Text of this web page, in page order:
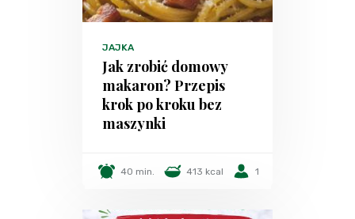
JAJKA
Jak zrobić domowy
makaron? Przepis
krok po kroku bez
maszynki
40 min. 413 kcal 1